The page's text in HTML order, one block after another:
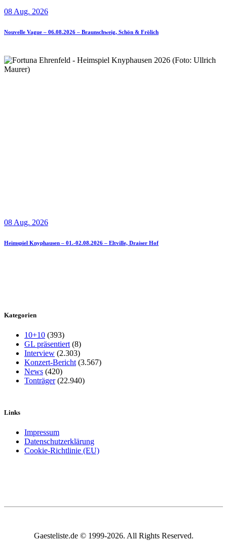
08 Aug. 2026
Nouvelle Vague – 06.08.2026 – Braunschweig, Schön & Frölich
08 Aug. 2026
Heimspiel Knyphausen – 01.-02.08.2026 – Eltville, Draiser Hof
Kategorien
10+10 (393)
GL präsentiert (8)
Interview (2.303)
Konzert-Bericht (3.567)
News (420)
Tonträger(22.940)
Links
Impressum
Datenschutzerklärung
Cookie-Richtlinie (EU)
Gaesteliste.de © 1999-2026. All Rights Reserved.